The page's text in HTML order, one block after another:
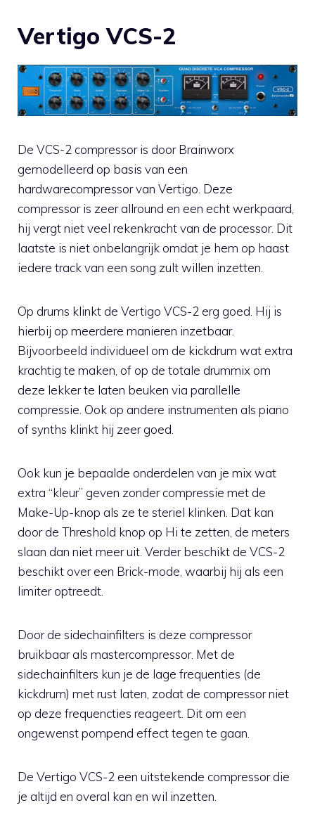
Vertigo VCS-2
De VCS-2 compressor is door Brainworx
gemodelleerd op basis van een
hardwarecompressor van Vertigo. Deze
compressor is zeer allround en een echt werkpaard,
hij vergt niet veel rekenkracht van de processor. Dit
laatste is niet onbelangrijk omdat je hem op haast
iedere track van een song zult willen inzetten.
Op drums klinkt de Vertigo VCS-2 erg goed. Hij is
hierbij op meerdere manieren inzetbaar.
Bijvoorbeeld individueel om de kickdrum wat extra
krachtig te maken, of op de totale drummix om
deze lekker te laten beuken via parallelle
compressie. Ook op andere instrumenten als piano
of synths klinkt hij zeer goed.
Ook kun je bepaalde onderdelen van je mix wat
extra “kleur” geven zonder compressie met de
Make-Up-knop als ze te steriel klinken. Dat kan
door de Threshold knop op Hi te zetten, de meters
slaan dan niet meer uit. Verder beschikt de VCS-2
beschikt over een Brick-mode, waarbij hij als een
limiter optreedt.
Door de sidechainfilters is deze compressor
bruikbaar als mastercompressor. Met de
sidechainfilters kun je de lage frequenties (de
kickdrum) met rust laten, zodat de compressor niet
op deze frequencties reageert. Dit om een
ongewenst pompend effect tegen te gaan.
De Vertigo VCS-2 een uitstekende compressor die
je altijd en overal kan en wil inzetten.